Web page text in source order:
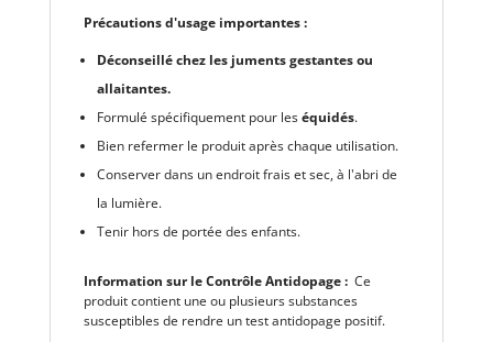
Précautions d'usage importantes :
Déconseillé chez les juments gestantes ou
allaitantes.
Formulé spécifiquement pour leséquidés.
Bien refermer le produit après chaque utilisation.
Conserver dans un endroit frais et sec, à l'abri de
la lumière.
Tenir hors de portée des enfants.
Information sur le Contrôle Antidopage : Ce
produit contient une ou plusieurs substances
susceptibles de rendre un test antidopage positif.